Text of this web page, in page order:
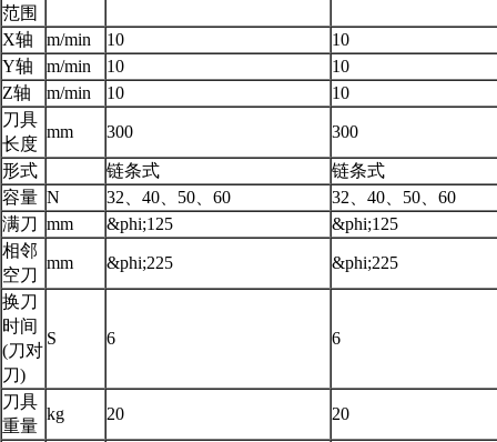
范围
X轴 m/min 10
10
Y轴
m/min 10
10
Z轴
m/min 10
10
刀具
长度
mm 300 300
形式 链条式
链条式
容量 N 32、40、50、60
32、40、50、60
满刀 mm &phi;125
&phi;125
相邻
空刀
mm &phi;225 &phi;225
换刀
时间
(刀对
刀)
S 6 6
刀具
重量
kg 20 20